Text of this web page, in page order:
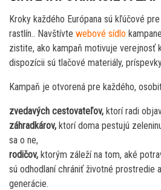
Kroky každého Európana sú kľúčové
rastlín.. Navštívte webové sídlo kampane
zistite, ako kampaň motivuje verejnosť
dispozícii sú tlačové materiály,
Kampaň je otvorená pre každého,
zvedavých cestovateľov, ktorí radi
záhradkárov, ktorí doma pestujú
sa o ne,
rodičov, ktorým záleží na tom, aké
sú odhodlaní chrániť životné prostredie
generácie.